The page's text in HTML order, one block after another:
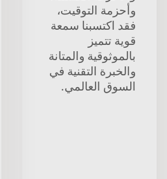
وأحزمة التوقيت،
فقد اكتسبنا سمعة
قوية تتميز
بالموثوقية والمتانة
والخبرة التقنية في
السوق العالمي.